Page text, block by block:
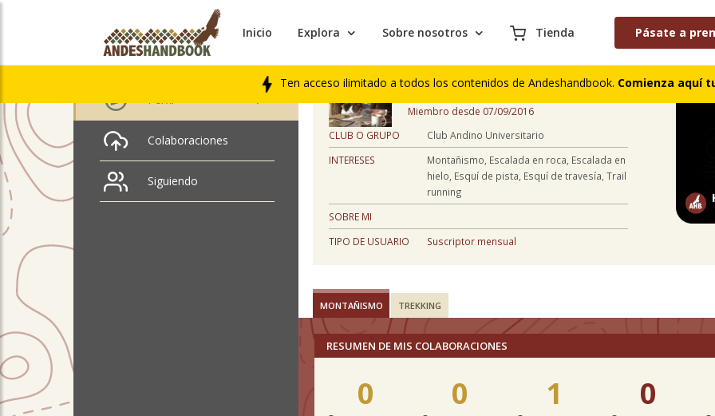
Inicio Explora Sobre nosotros Tienda Pásate a
Ten acceso ilimitado a todos los contenidos de Andeshandbook. Comienza aquí
Héctor Ruiz Astorquiza
Perfil
Colaboraciones
Siguiendo
PERFIL
Miembro desde 07/09/2016
CLUB O GRUPO
Club Andino Universitario
INTERESES
Montañismo, Escalada en roca, Escalada en
hielo, Esquí de pista, Esquí de travesía, Trail
running
SOBRE MI
TIPO DE USUARIO
Suscriptor mensual
MONTAÑISMO TREKKING
RESUMEN DE MIS COLABORACIONES
0 0 1 0